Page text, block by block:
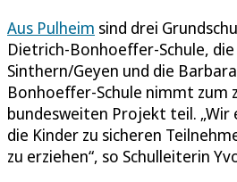
Aus Pulheim sind drei
Dietrich-Bonhoeffer-Schule, die
Sinthern/Geyen und die
Bonhoeffer-Schule nimmt zum
bundesweiten Projekt teil.
die Kinder zu sicheren
zu erziehen“, so Schulleiterin